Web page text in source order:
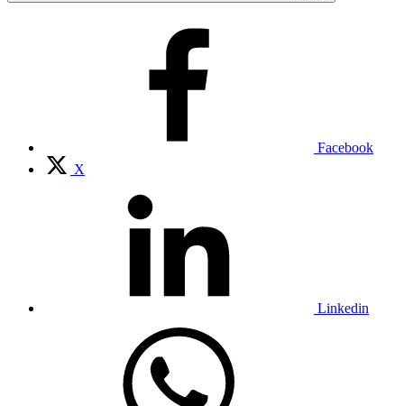
Facebook
X
Linkedin